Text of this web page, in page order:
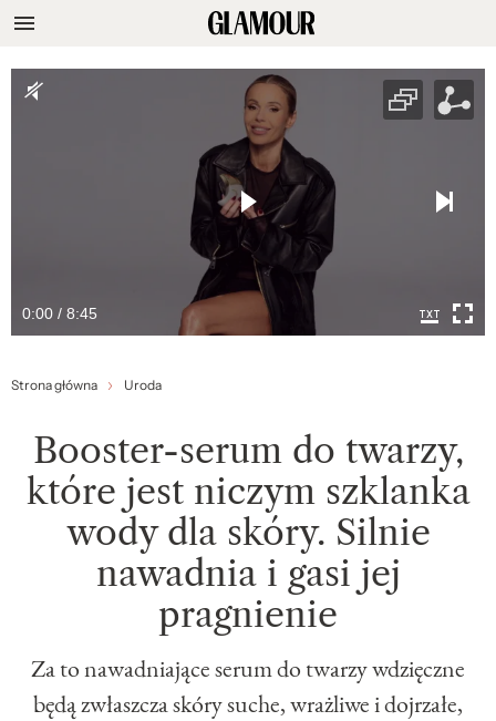
0:00 / 8:45
Strona główna Uroda
Booster-serum do twarzy,
które jest niczym szklanka
wody dla skóry. Silnie
nawadnia i gasi jej
pragnienie
Za to nawadniające serum do twarzy wdzięczne
będą zwłaszcza skóry suche, wrażliwe i dojrzałe,